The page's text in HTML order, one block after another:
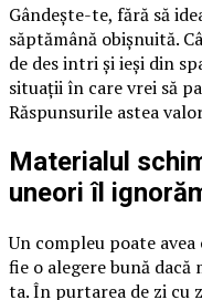
Gândește-te, fără să
săptămână obișnuită.
de des intri și ieși din
situații în care vrei să
Răspunsurile astea
Materialul
uneori îl
Un compleu poate
fie o alegere bună
ta. În purtarea de zi cu